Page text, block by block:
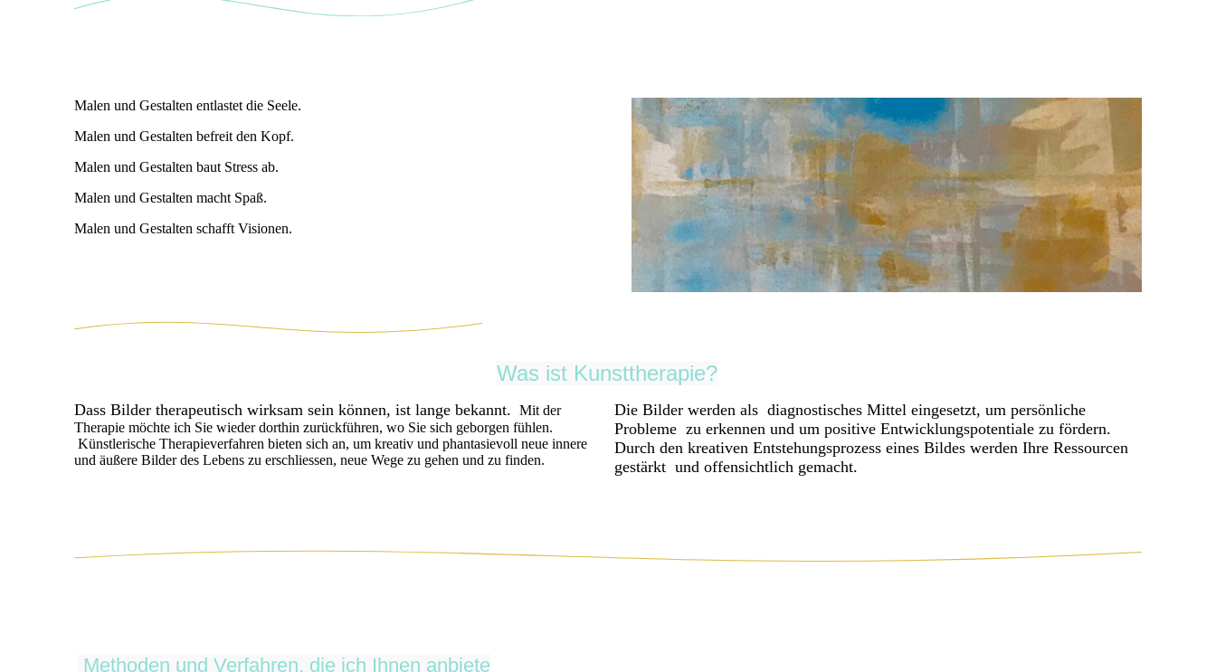
Malen und Gestalten entlastet die Seele.
Malen und Gestalten befreit den Kopf.
Malen und Gestalten baut Stress ab.
Malen und Gestalten macht Spaß.
Malen und Gestalten schafft Visionen.
Was ist Kunsttherapie?
Dass Bilder therapeutisch wirksam sein können, ist lange bekannt. Mit der
Therapie möchte ich Sie wieder dorthin zurückführen, wo Sie sich geborgen fühlen.
Künstlerische Therapieverfahren bieten sich an, um kreativ und phantasievoll neue innere
und äußere Bilder des Lebens zu erschliessen, neue Wege zu gehen und zu finden.
Die Bilder werden als diagnostisches Mittel eingesetzt, um persönliche
Probleme zu erkennen und um positive Entwicklungspotentiale zu fördern.
Durch den kreativen Entstehungsprozess eines Bildes werden Ihre Ressourcen
gestärkt und offensichtlich gemacht.
Methoden und Verfahren, die ich Ihnen anbiete